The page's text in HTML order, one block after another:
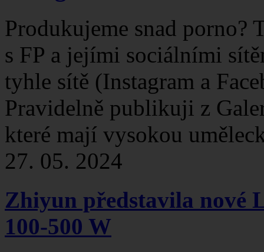
Produkujeme snad porno?
s FP a jejími sociálními
tyhle sítě (Instagram a
Pravidelně publikuji z
které mají vysokou
27. 05. 2024
Zhiyun představila nové
100-500 W